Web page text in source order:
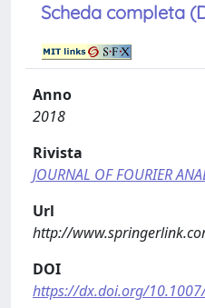
Scheda completa
Anno
2018
Rivista
JOURNAL OF FOURIER
Url
http://
DOI
https://dx.doi.org/